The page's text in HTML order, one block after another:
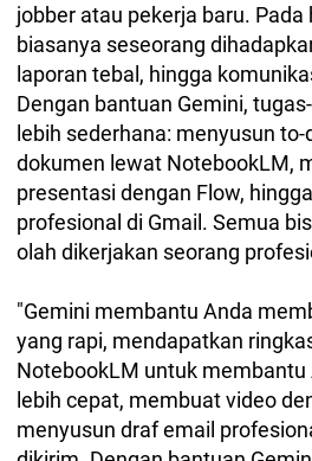
jobber atau pekerja baru.
biasanya seseorang
laporan tebal, hingga
Dengan bantuan Gemini,
lebih sederhana: menyusun
dokumen lewat NotebookLM,
presentasi dengan Flow,
profesional di Gmail. Semua
olah dikerjakan seorang
"Gemini membantu Anda
yang rapi, mendapatkan
NotebookLM untuk
lebih cepat, membuat video
menyusun draf email